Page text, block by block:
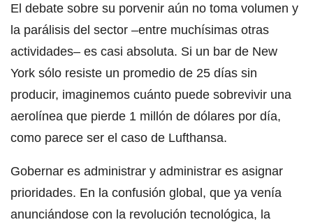
El debate sobre su porvenir aún no toma volumen y
la parálisis del sector –entre muchísimas otras
actividades– es casi absoluta. Si un bar de New
York sólo resiste un promedio de 25 días sin
producir, imaginemos cuánto puede sobrevivir una
aerolínea que pierde 1 millón de dólares por día,
como parece ser el caso de Lufthansa.
Gobernar es administrar y administrar es asignar
prioridades. En la confusión global, que ya venía
anunciándose con la revolución tecnológica, la